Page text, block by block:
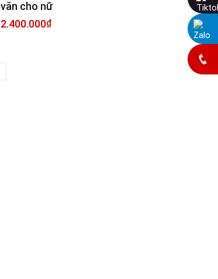
văn cho nữ
2.400.000₫
Zalo Chat
May đồ: 0985831314